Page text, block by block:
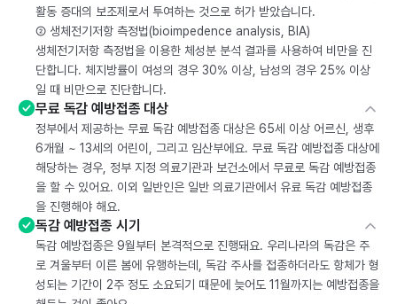
활동 증대의 보조제로서 투여하는 것으로 허가 받았습니다.
② 생체전기저항 측정법(bioimpedence analysis, BIA)
생체전기저항 측정법을 이용한 체성분 분석 결과를 사용하여 비만을 진
단합니다. 체지방률이 여성의 경우 30% 이상, 남성의 경우 25% 이상
일 때 비만으로 진단합니다.
무료 독감 예방접종 대상
정부에서 제공하는 무료 독감 예방접종 대상은 65세 이상 어르신, 생후
6개월 ~ 13세의 어린이, 그리고 임산부에요. 무료 독감 예방접종 대상에
해당하는 경우, 정부 지정 의료기관과 보건소에서 무료로 독감 예방접종
을 할 수 있어요. 이외 일반인은 일반 의료기관에서 유료 독감 예방접종
을 진행해야 해요.
독감 예방접종 시기
독감 예방접종은 9월부터 본격적으로 진행돼요. 우리나라의 독감은 주
로 겨울부터 이른 봄에 유행하는데, 독감 주사를 접종하더라도 항체가 형
성되는 기간이 2주 정도 소요되기 때문에 늦어도 11월까지는 예방접종을